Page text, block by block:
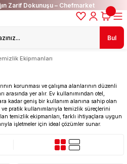
Zarif Dokunuşu – Chefmarket
Bul
Ekipmanları
korunması ve çalışma alanlarının düzenli
yer alır. Ev kullanımından otel,
kadar geniş bir kullanım alanına sahip olan
ve pratik kullanımlarıyla temizlik süreçlerini
temizlik ekipmanları, farklı ihtiyaçlara uygun
işletmeler için ideal çözümler sunar.